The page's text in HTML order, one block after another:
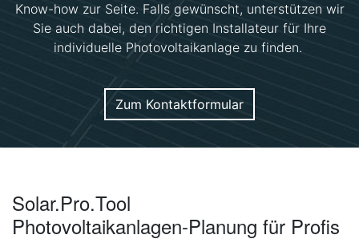
Know-how zur Seite. Falls gewünscht, unterstützen wir
Sie auch dabei, den richtigen Installateur für Ihre
individuelle Photovoltaikanlage zu finden.
Zum Kontaktformular
Solar.Pro.Tool
Photovoltaikanlagen-Planung für Profis